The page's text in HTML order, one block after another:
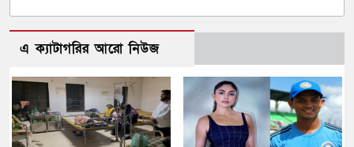
এ ক্যাটাগরির আরো নিউজ